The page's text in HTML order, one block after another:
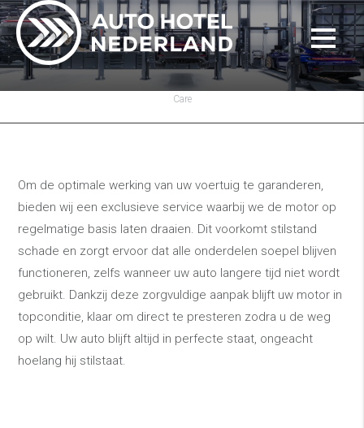
Care
Om de optimale werking van uw voertuig te garanderen,
bieden wij een exclusieve service waarbij we de motor op
regelmatige basis laten draaien. Dit voorkomt stilstand
schade en zorgt ervoor dat alle onderdelen soepel blijven
functioneren, zelfs wanneer uw auto langere tijd niet wordt
gebruikt. Dankzij deze zorgvuldige aanpak blijft uw motor in
topconditie, klaar om direct te presteren zodra u de weg
op wilt. Uw auto blijft altijd in perfecte staat, ongeacht
hoelang hij stilstaat.